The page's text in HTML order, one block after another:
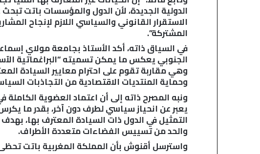
الدولية الجديدة، لأن الدول والمؤسسات باتت
الاستقرار القانوني والسياسي اللازم لإنجاح
المشتركة”.
في السياق ذاته، أكد الأستاذ بجامعة مولاي
الجنوبي يعكس ما يمكن تسميته “البراغماتية
وهي مقاربة تقوم على احترام معايير السيادة
وحماية المنتديات الاقتصادية من التجاذبات
ونبه المصرح ذاته إلى أن اعتماد العضوية
يعبر عن انحياز سياسي لطرف دون آخر، بقدر ما
التمثيل في الدول ذات السيادة المعترف بها،
والحد من تسييس الفضاءات متعددة الأطراف.
واسترسل أقنوش بأن المملكة المغربية باتت